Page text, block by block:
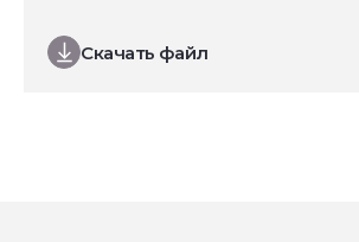
Скачать файл